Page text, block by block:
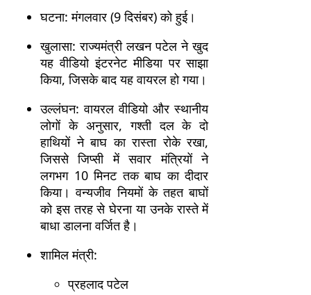
घटना: मंगलवार (9 दिसंबर) को हुई।
खुलासा: राज्यमंत्री लखन पटेल ने खुद
यह वीडियो इंटरनेट मीडिया पर साझा
किया, जिसके बाद यह वायरल हो गया।
उल्लंघन: वायरल वीडियो और स्थानीय
लोगों के अनुसार, गश्ती दल के दो
हाथियों ने बाघ का रास्ता रोके रखा,
जिससे जिप्सी में सवार मंत्रियों ने
लगभग 10 मिनट तक बाघ का दीदार
किया। वन्यजीव नियमों के तहत बाघों
को इस तरह से घेरना या उनके रास्ते में
बाधा डालना वर्जित है।
शामिल मंत्री:
प्रहलाद पटेल